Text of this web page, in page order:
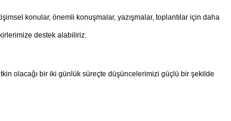
konular, önemli konuşmalar, yazışmalar, toplantılar için daha
destek alabiliriz.
olacağı bir iki günlük süreçte düşüncelerimizi güçlü bir şekilde